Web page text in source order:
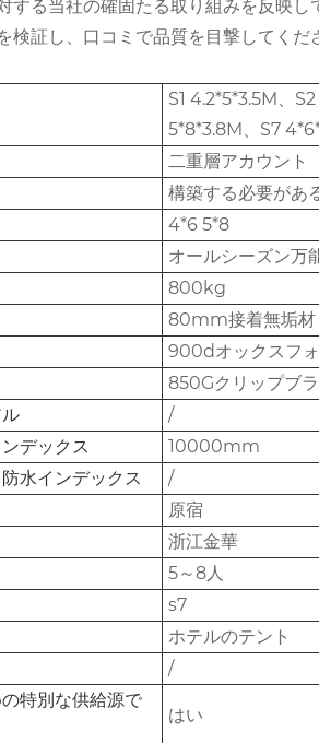
する当社の確固たる取り組みを反映
検証し、口コミで品質を目撃してくだ
S1 4.2*5*3.5M、
5*8*3.8M、S7
二重層アカウント
構築する必要があ
4*6 5*8
オールシーズン万
800kg
80mm接着無垢材
900dオックスフ
850Gクリップブ
/
デックス
10000mm
水インデックス
/
原宿
浙江金華
5～8人
s7
ホテルのテント
/
特別な供給源で
はい